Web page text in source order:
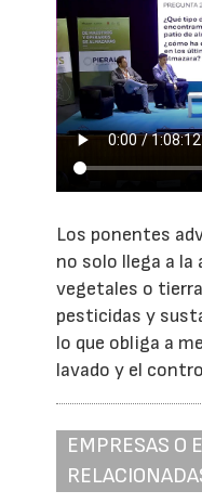
Los ponentes
no solo llega a
vegetales o
pesticidas y
lo que obliga a
lavado y el
EMPRESAS O